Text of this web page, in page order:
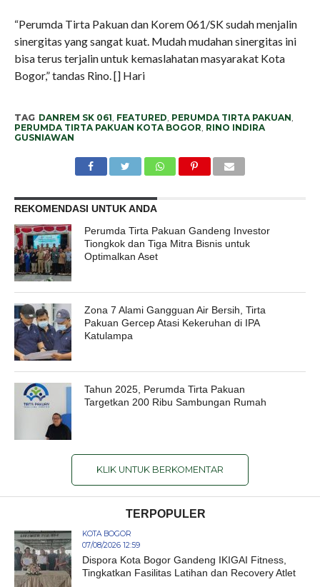
“Perumda Tirta Pakuan dan Korem 061/SK sudah menjalin
sinergitas yang sangat kuat. Mudah mudahan sinergitas ini
bisa terus terjalin untuk kemaslahatan masyarakat Kota
Bogor,” tandas Rino. [] Hari
TAG DANREM SK 061 FEATURED PERUMDA TIRTA PAKUAN
PERUMDA TIRTA PAKUAN KOTA BOGOR RINO INDIRA
GUSNIAWAN
REKOMENDASI UNTUK ANDA
Perumda Tirta Pakuan Gandeng Investor
Tiongkok dan Tiga Mitra Bisnis untuk
Optimalkan Aset
Zona 7 Alami Gangguan Air Bersih, Tirta
Pakuan Gercep Atasi Kekeruhan di IPA
Katulampa
Tahun 2025, Perumda Tirta Pakuan
Targetkan 200 Ribu Sambungan Rumah
KLIK UNTUK BERKOMENTAR
TERPOPULER
KOTA BOGOR
07/08/2026 12:59
Dispora Kota Bogor Gandeng IKIGAI Fitness,
Tingkatkan Fasilitas Latihan dan Recovery Atlet